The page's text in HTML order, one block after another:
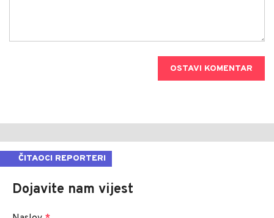
OSTAVI KOMENTAR
ČITAOCI REPORTERI
Dojavite nam vijest